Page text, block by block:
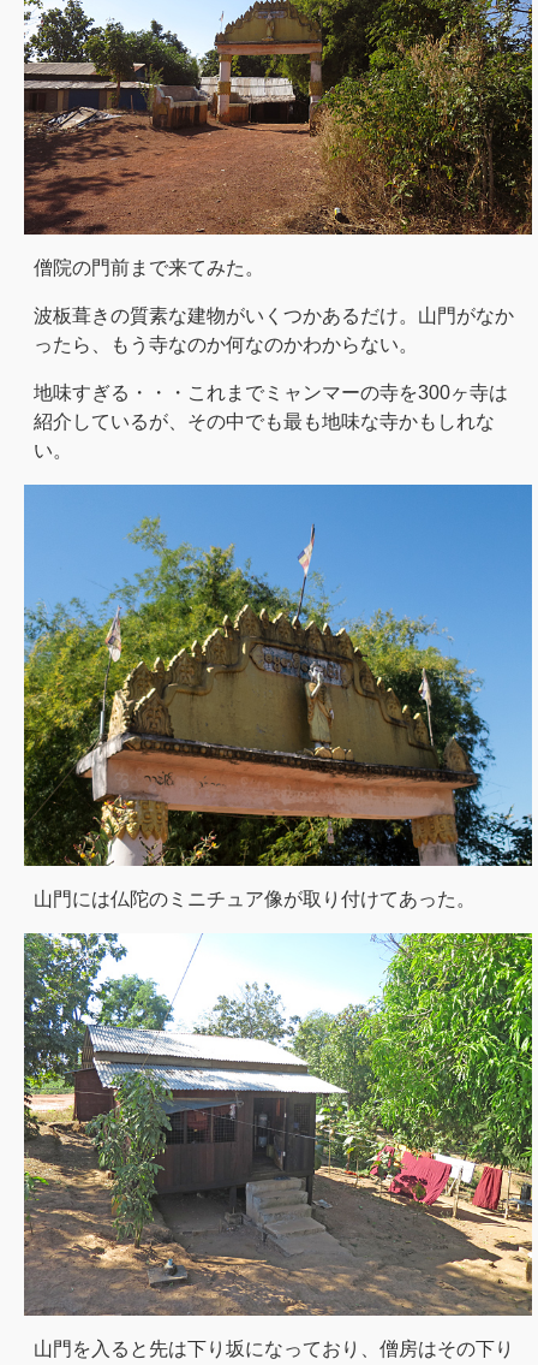
僧院の門前まで来てみた。
波板葺きの質素な建物がいくつかあるだけ。山門がなか
ったら、もう寺なのか何なのかわからない。
地味すぎる・・・これまでミャンマーの寺を300ヶ寺は
紹介しているが、その中でも最も地味な寺かもしれな
い。
山門には仏陀のミニチュア像が取り付けてあった。
山門を入ると先は下り坂になっており、僧房はその下り